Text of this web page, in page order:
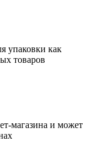
упаковки как
товаров
магазина и может